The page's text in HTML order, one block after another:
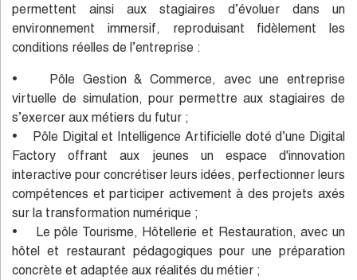
permettent ainsi aux stagiaires d’évoluer dans un
environnement immersif, reproduisant fidèlement les
conditions réelles de l’entreprise :
• Pôle Gestion & Commerce, avec une entreprise
virtuelle de simulation, pour permettre aux stagiaires de
s’exercer aux métiers du futur ;
• Pôle Digital et Intelligence Artificielle doté d’une Digital
Factory offrant aux jeunes un espace d'innovation
interactive pour concrétiser leurs idées, perfectionner leurs
compétences et participer activement à des projets axés
sur la transformation numérique ;
• Le pôle Tourisme, Hôtellerie et Restauration, avec un
hôtel et restaurant pédagogiques pour une préparation
concrète et adaptée aux réalités du métier ;